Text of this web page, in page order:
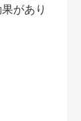
があり